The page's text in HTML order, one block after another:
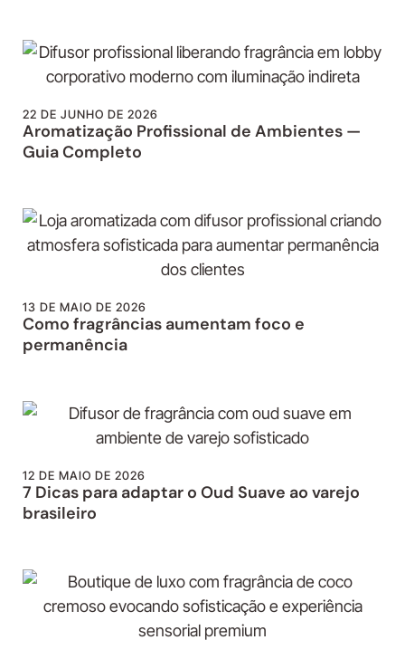
22 DE JUNHO DE 2026
Aromatização Profissional de Ambientes —
Guia Completo
13 DE MAIO DE 2026
Como fragrâncias aumentam foco e
permanência
12 DE MAIO DE 2026
7 Dicas para adaptar o Oud Suave ao varejo
brasileiro